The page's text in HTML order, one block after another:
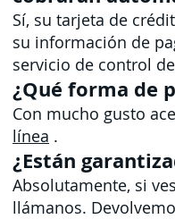
Sí, su tarjeta de
su información de
servicio de control
¿Qué forma de
Con mucho gusto
línea .
¿Están
Absolutamente, si
llámanos.